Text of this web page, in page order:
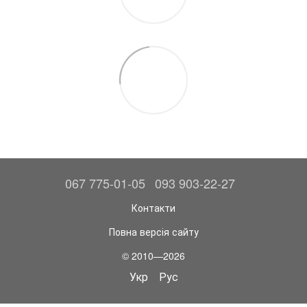
067 775-01-05 093 903-22-27
Контакти
Повна версія сайту
© 2010—2026
Укр Рус